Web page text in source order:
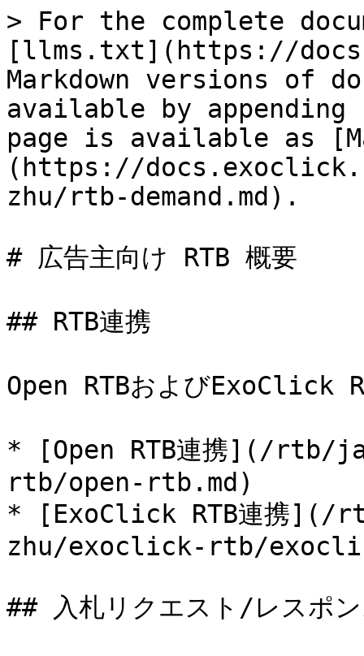
> For the complete
[llms.txt](https://
Markdown versions of
available by
page is available as
(https://
zhu/rtb-demand.md).
# 広告主向け RTB 概要
## RTB連携
Open RTBおよびExoClick
* [Open RTB連携](/rtb/
rtb/open-rtb.md)
* [ExoClick RTB連携](/
zhu/exoclick-rtb/
## 入札リクエスト/レスポ